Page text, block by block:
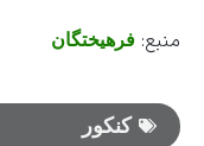
منبع: فرهیختگان
کنکور‌